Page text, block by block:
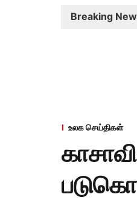
Breaking
பிடிவாராண்ட்
உலக செய்திகள்